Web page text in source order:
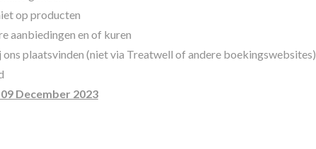
op producten
aanbiedingen en of kuren
ons plaatsvinden (niet via Treatwell of andere boekingswebsites)
December 2023